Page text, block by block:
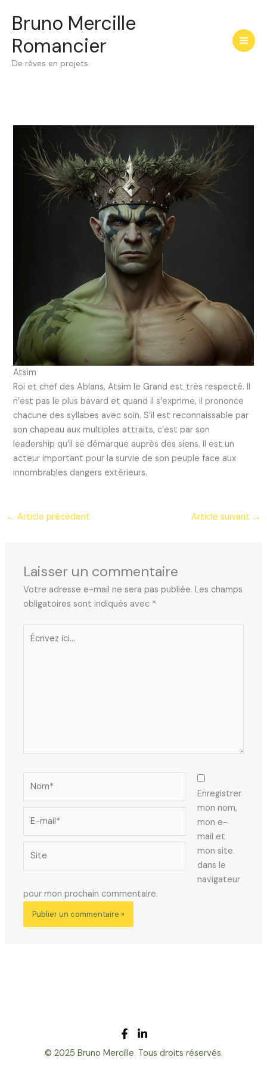
Bruno Mercille
Romancier
De rêves en projets
Atsim
Roi et chef des Ablans, Atsim le Grand est très respecté. Il
n’est pas le plus bavard et quand il s’exprime, il prononce
chacune des syllabes avec soin. S’il est reconnaissable par
son chapeau aux multiples attraits, c’est par son
leadership qu’il se démarque auprès des siens. Il est un
acteur important pour la survie de son peuple face aux
innombrables dangers extérieurs.
← Article précédent Article suivant →
Laisser un commentaire
Votre adresse e-mail ne sera pas publiée. Les champs
obligatoires sont indiqués avec *
Écrivez
mail*
Enregistrer
mon nom,
mon e-
mail et
mon site
dans le
navigateur
pour mon prochain commentaire.
© 2025 Bruno Mercille. Tous droits réservés.